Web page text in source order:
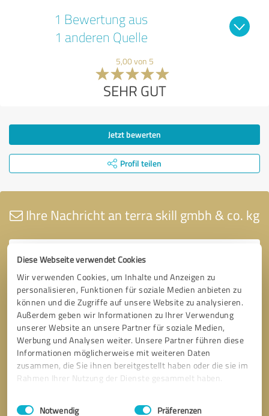
Diese Webseite verwendet Cookies
Wir verwenden Cookies, um Inhalte und Anzeigen zu
personalisieren, Funktionen für soziale Medien anbieten zu
können und die Zugriffe auf unsere Website zu analysieren.
Außerdem geben wir Informationen zu Ihrer Verwendung
unserer Website an unsere Partner für soziale Medien,
Werbung und Analysen weiter. Unsere Partner führen diese
Informationen möglicherweise mit weiteren Daten
zusammen, die Sie ihnen bereitgestellt haben oder die sie im
Rahmen Ihrer Nutzung der Dienste gesammelt haben.
Impressum Datenschutzbestimmungen
Einwilligungsauswahl
Notwendig Präferenzen
1 Bewertung aus
1 anderen Quelle
5,00 von 5
SEHR GUT
Jetzt bewerten
Profil teilen
Ihre Nachricht an terra skill gmbh & co. kg